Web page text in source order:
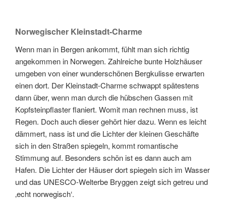
Norwegischer Kleinstadt-Charme
Wenn man in Bergen ankommt, fühlt man sich richtig
angekommen in Norwegen. Zahlreiche bunte Holzhäuser
umgeben von einer wunderschönen Bergkulisse erwarten
einen dort. Der Kleinstadt-Charme schwappt spätestens
dann über, wenn man durch die hübschen Gassen mit
Kopfsteinpflaster flaniert. Womit man rechnen muss, ist
Regen. Doch auch dieser gehört hier dazu. Wenn es leicht
dämmert, nass ist und die Lichter der kleinen Geschäfte
sich in den Straßen spiegeln, kommt romantische
Stimmung auf. Besonders schön ist es dann auch am
Hafen. Die Lichter der Häuser dort spiegeln sich im Wasser
und das UNESCO-Welterbe Bryggen zeigt sich getreu und
‚echt norwegisch‘.